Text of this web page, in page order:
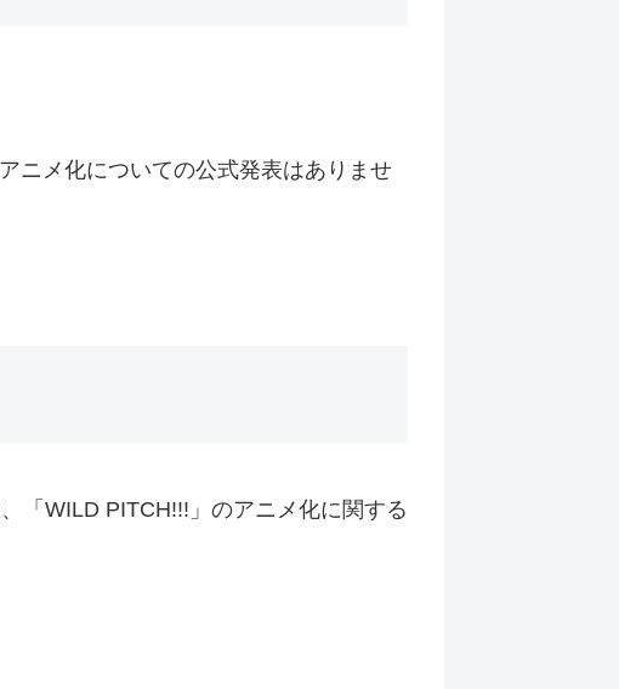
ニメ化についての公式発表はありませ
「WILD PITCH!!!」のアニメ化に関する